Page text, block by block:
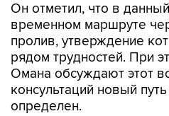
Он отметил, что в
временном маршруте
пролив, утверждение
рядом трудностей. При
Омана обсуждают этот
консультаций новый
определен.